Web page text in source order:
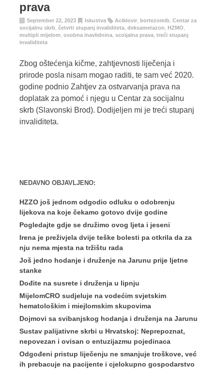
prava
September 22, 2023 Iskustva Aciklovir bortezomib Centar za
socijalnu skrb četvrti stupanj invaliditeta deksametazon HZMO
multipli mijelom osobna inavlidnina scoijalna prava treći stupanj
invaliditeta
Zbog oštećenja kičme, zahtjevnosti liječenja i
prirode posla nisam mogao raditi, te sam već 2020.
godine podnio Zahtjev za ostvarvanja prava na
doplatak za pomoć i njegu u Centar za socijalnu
skrb (Slavonski Brod). Dodijeljen mi je treći stupanj
invaliditeta.
NEDAVNO OBJAVLJENO:
HZZO još jednom odgodio odluku o odobrenju
lijekova na koje čekamo gotovo dvije godine
Pogledajte gdje se družimo ovog ljeta i jeseni
Irena je preživjela dvije teške bolesti pa otkrila da za
nju nema mjesta na tržištu rada
Još jedno hodanje i druženje na Jarunu prije ljetne
stanke
Dođite na susrete i druženja u lipnju
MijelomCRO sudjeluje na vodećim svjetskim
hematološkim i miejlomskim skupovima
Dojmovi sa svibanjskog hodanja i druženja na Jarunu
Sustav palijativne skrbi u Hrvatskoj: Neprepoznat,
nepovezan i ovisan o entuzijazmu pojedinaca
Odgođeni pristup liječenju ne smanjuje troškove, već
ih prebacuje na pacijente i cjelokupno gospodarstvo